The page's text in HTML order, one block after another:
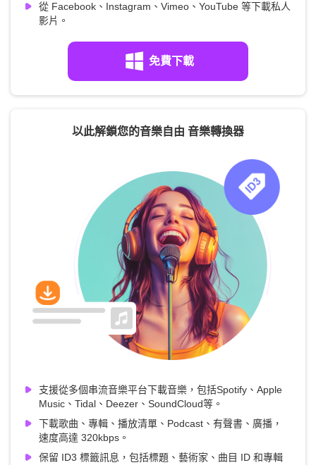
從 Facebook、Instagram、Vimeo、YouTube 等下載私人
影片。
免費下載
以此解鎖您的音樂自由 音樂轉換器
支援從多個串流音樂平台下載音樂，包括Spotify、Apple
Music、Tidal、Deezer、SoundCloud等。
下載歌曲、專輯、播放清單、Podcast、有聲書、廣播，
速度高達 320kbps。
保留 ID3 標籤訊息，包括標題、藝術家、曲目 ID 和專輯